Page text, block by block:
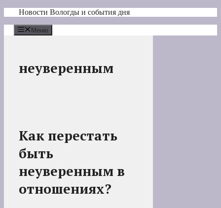
Перейти
содержимому
Новости Вологды и события дня
Меню
неуверенным
Как перестать
быть
неуверенным в
отношениях?